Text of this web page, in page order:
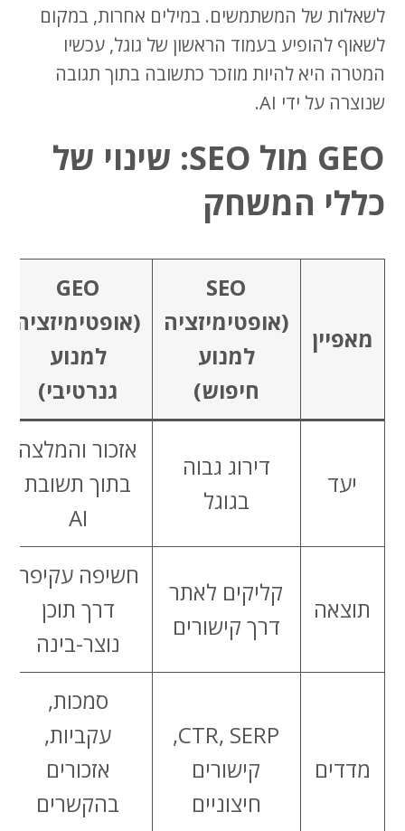
לשאלות של המשתמשים. במילים אחרות, במקום
לשאוף להופיע בעמוד הראשון של גוגל, עכשיו
המטרה היא להיות מוזכר כתשובה בתוך תגובה
שנוצרה על ידי AI.
GEO מול SEO: שינוי של
כללי המשחק
מאפיין
SEO
(אופטימיזציה
למנוע
חיפוש)
GEO
(אופטימיזציה
למנוע
גנרטיבי)
יעד
דירוג גבוה
בגוגל
אזכור והמלצה
בתוך תשובת
AI
תוצאה
קליקים לאתר
דרך קישורים
חשיפה עקיפה
דרך תוכן
נוצר-בינה
מדדים
CTR, SERP,
קישורים
חיצוניים
סמכות,
עקביות,
אזכורים
בהקשרים